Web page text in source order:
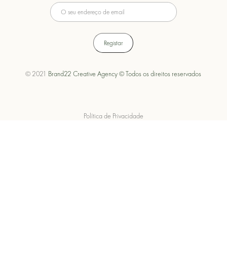
© 2021 Brand22 Creative Agency © Todos os direitos reservados
Política de Privacidade